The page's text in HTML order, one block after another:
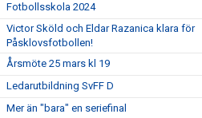
Fotbollsskola 2024
Victor Sköld och Eldar Razanica klara för
Påsklovsfotbollen!
Årsmöte 25 mars kl 19
Ledarutbildning SvFF D
Mer än "bara" en seriefinal